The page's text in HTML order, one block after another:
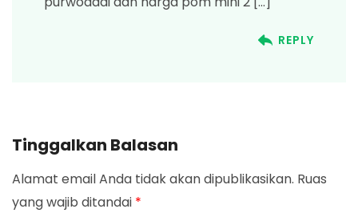
REPLY
Tinggalkan Balasan
Alamat email Anda tidak akan dipublikasikan. Ruas
yang wajib ditandai *